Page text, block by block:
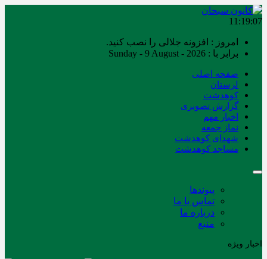
11:19:07
امروز : افزونه جلالی را نصب کنید.
برابر با : Sunday - 9 August - 2026
صفحه اصلی
لرستان
کوهدشت
گزارش تصویری
اخبار مهم
نماز جمعه
شهدای کوهدشت
مساجد کوهدشت
پیوندها
تماس با ما
درباره ما
منبع
اخبار ویژه